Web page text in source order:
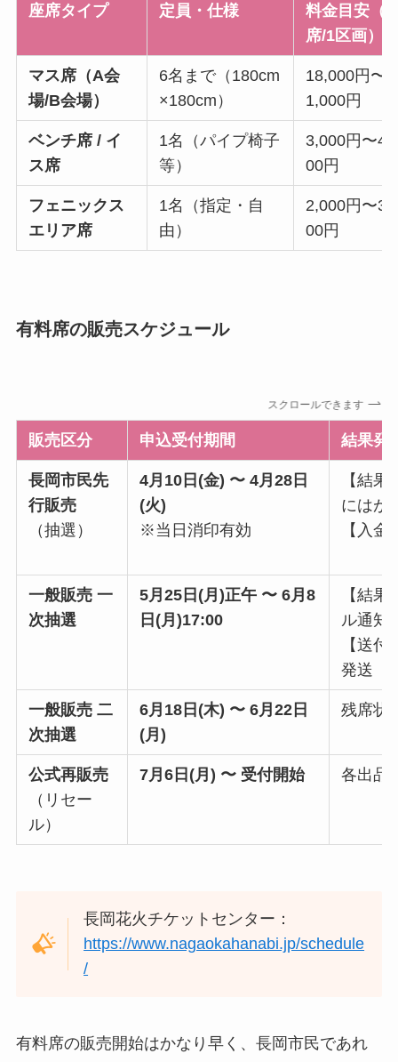
座席タイプ 定員・仕様
料金目安（1
席/1区画）
マス席（A会
場/B会場）
6名まで（180cm
×180cm）
18,000円〜2
1,000円
ベンチ席 / イ
ス席
1名（パイプ椅子
等）
3,000円〜
00円
フェニックス
エリア席
1名（指定・自
由）
2,000円〜
00円
有料席の販売スケジュール
スクロールできます
販売区分 申込受付期間 結果発
長岡市民先
行販売
（抽選）
4月10日(金) 〜 4月28日
(火)
※当日消印有効
【結
にはが
【入
一般販売 一
次抽選
5月25日(月)正午 〜 6月8
日(月)17:00
【結
ル通知
【送
発送
一般販売 二
次抽選
6月18日(木) 〜 6月22日
(月)
残席状
公式再販売
（リセー
ル）
7月6日(月) 〜 受付開始 各出品
長岡花火チケットセンター：
https://www.nagaokahanabi.jp/schedule
/
有料席の販売開始はかなり早く、長岡市民であれ